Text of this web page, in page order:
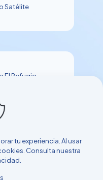
Satélite
El Refugio
tu experiencia. Al usar
Consulta nuestra